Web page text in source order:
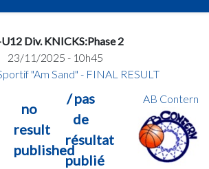
Div. KNICKS:Phase 2
23/11/2025 - 10h45
"Am Sand" - FINAL RESULT
no
result
published
/ pas
de
résultat
publié
AB Contern